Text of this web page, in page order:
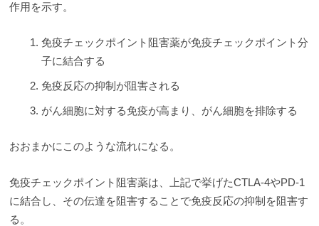
作用を示す。
免疫チェックポイント阻害薬が免疫チェックポイント分
子に結合する
免疫反応の抑制が阻害される
がん細胞に対する免疫が高まり、がん細胞を排除する
おおまかにこのような流れになる。
免疫チェックポイント阻害薬は、上記で挙げたCTLA-4やPD-1
に結合し、その伝達を阻害することで免疫反応の抑制を阻害す
る。